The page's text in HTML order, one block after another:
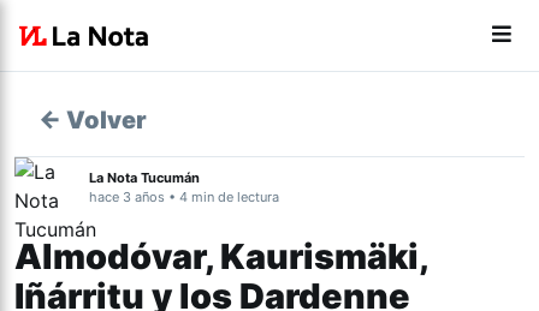
← Volver
La Nota Tucumán
hace 3 años • 4 min de lectura
Almodóvar, Kaurismäki,
Iñárritu y los Dardenne